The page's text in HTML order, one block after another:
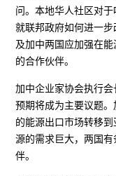
问。本地华人社区对
就联邦政府如何进一
及加中两国应加强在
的合作伙伴。
加中企业家协会执行
预期将成为主要议题
的能源出口市场转移
源的需求巨大，两国
伴。